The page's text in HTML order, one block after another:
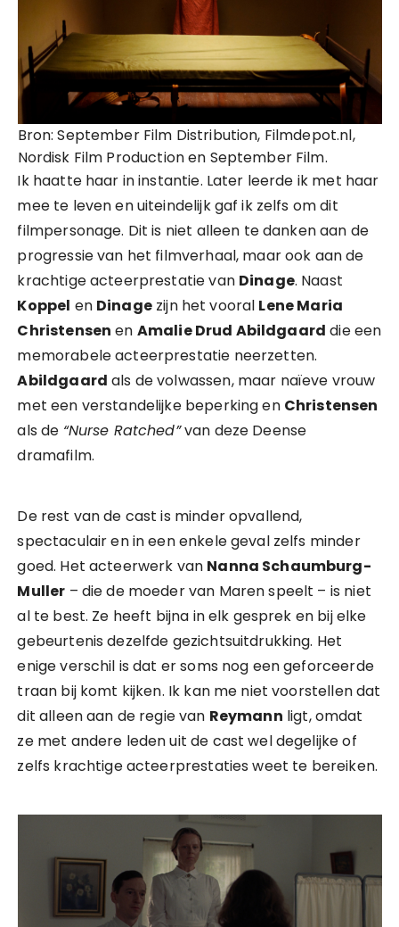
Bron: September Film Distribution, Filmdepot.nl,
Nordisk Film Production en September Film.
Ik haatte haar in instantie. Later leerde ik met haar
mee te leven en uiteindelijk gaf ik zelfs om dit
filmpersonage. Dit is niet alleen te danken aan de
progressie van het filmverhaal, maar ook aan de
krachtige acteerprestatie van Dinage. Naast
Koppel en Dinagezijn het vooral Lene Maria
Christensen en Amalie Drud Abildgaard die een
memorabele acteerprestatie neerzetten.
Abildgaard als de volwassen, maar naïeve vrouw
met een verstandelijke beperking en Christensen
als de “Nurse Ratched”van deze Deense
dramafilm.
De rest van de cast is minder opvallend,
spectaculair en in een enkele geval zelfs minder
goed. Het acteerwerk van Nanna Schaumburg-
Muller – die de moeder van Maren speelt – is niet
al te best. Ze heeft bijna in elk gesprek en bij elke
gebeurtenis dezelfde gezichtsuitdrukking. Het
enige verschil is dat er soms nog een geforceerde
traan bij komt kijken. Ik kan me niet voorstellen dat
dit alleen aan de regie van Reymann ligt, omdat
ze met andere leden uit de cast wel degelijke of
zelfs krachtige acteerprestaties weet te bereiken.